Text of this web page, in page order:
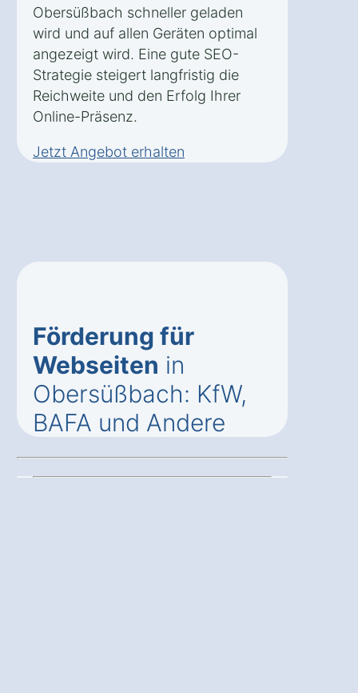
Obersüßbach schneller geladen
wird und auf allen Geräten optimal
angezeigt wird. Eine gute SEO-
Strategie steigert langfristig die
Reichweite und den Erfolg Ihrer
Online-Präsenz.
Jetzt Angebot erhalten
Förderung für
Webseiten in
Obersüßbach: KfW,
BAFA und Andere